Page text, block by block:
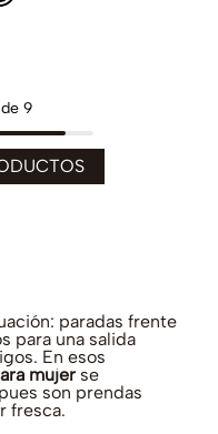
9
paradas frente
para una salida
En esos
mujer se
son prendas
fresca.